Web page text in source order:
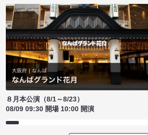
８月本公演（8/1～8/23）
08/09 09:30 開場 10:00 開演